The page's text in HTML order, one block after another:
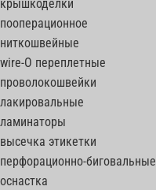
крышкоделки
пооперационное
ниткошвейные
wire-O переплетные
проволокошвейки
лакировальные
ламинаторы
высечка этикетки
перфорационно-биговальные
оснастка